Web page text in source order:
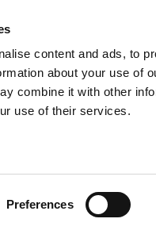
content and ads, to
about your use of
combine it with other
use of their services.
Preferences
©2015 LSI // All right